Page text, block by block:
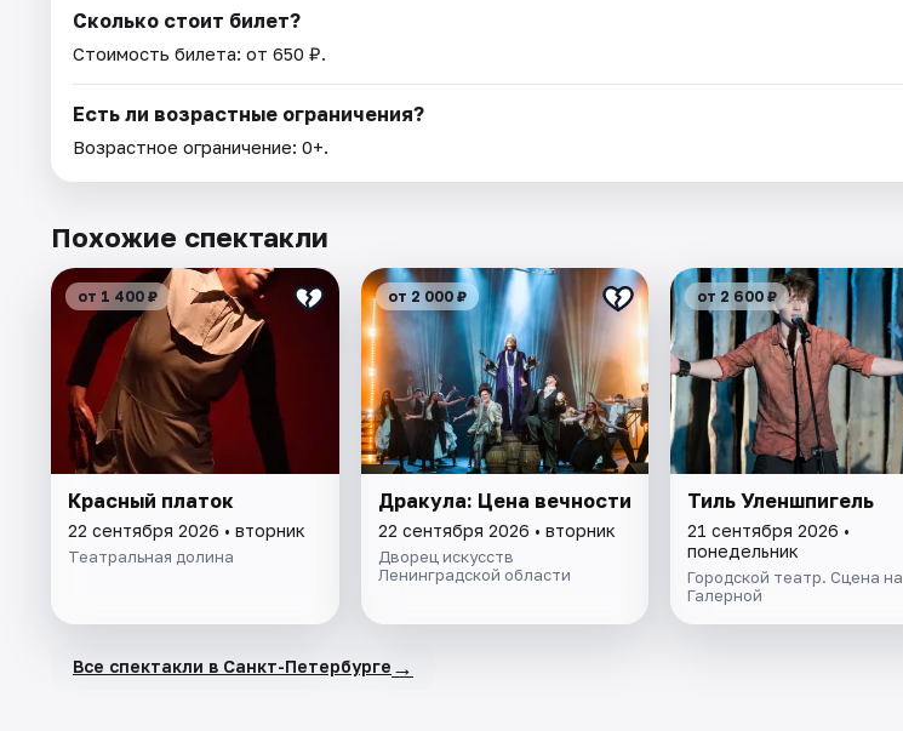
Сколько стоит билет?
Стоимость билета: от 650 ₽.
Есть ли возрастные ограничения?
Возрастное ограничение: 0+.
Похожие спектакли
от 1 400 ₽
Красный платок
22 сентября 2026 • вторник
Театральная долина
от 2 000 ₽
Дракула: Цена вечности
22 сентября 2026 • вторник
Дворец искусств
Ленинградской области
от 2 600 ₽
Тиль Уленшпигель
21 сентября 2026 •
понедельник
Городской театр. Сцена на
Галерной
Все спектакли в Санкт-Петербурге →